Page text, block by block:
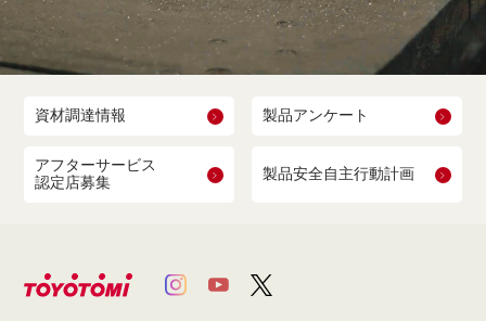
資材調達情報 製品アンケート
アフターサービス
認定店募集
製品安全自主行動計画